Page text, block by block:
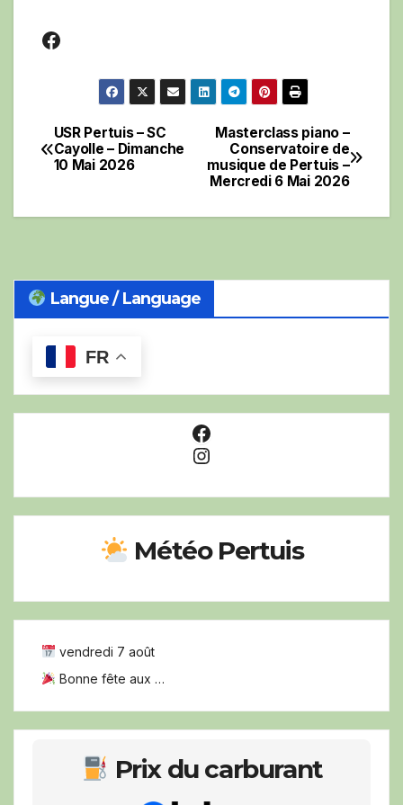
Facebook
Navigation
de
l’article
Masterclass piano –
Conservatoire de
musique de Pertuis –
Mercredi 6 Mai 2026
USR Pertuis – SC
Cayolle – Dimanche
10 Mai 2026
Langue / Language
FR
Facebook
Instagram
Météo Pertuis
vendredi 7 août
Bonne fête aux …
Prix du carburant